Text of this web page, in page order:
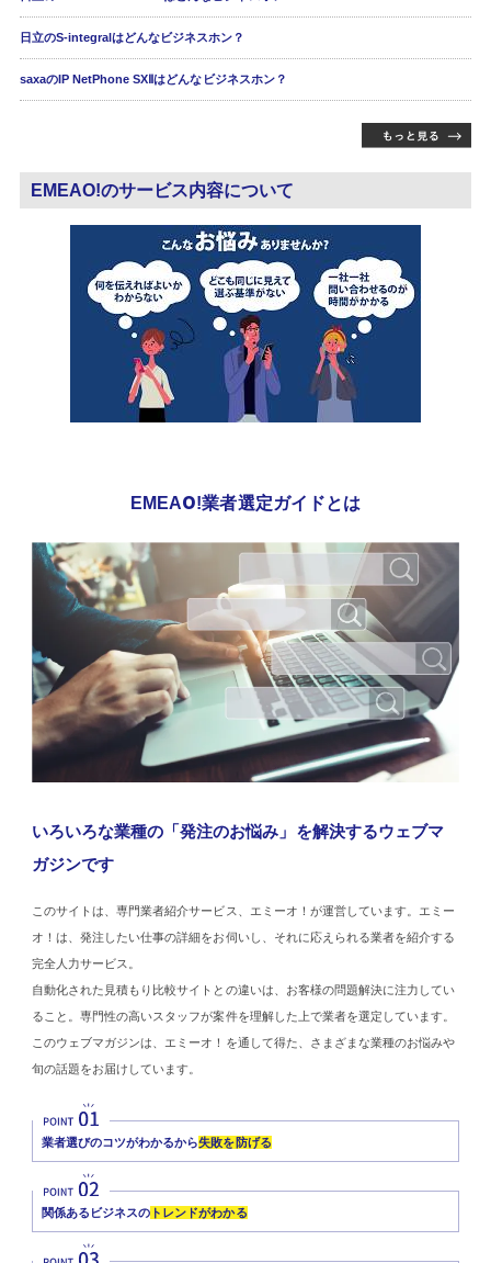
日立のS-integralはどんなビジネスホン？
saxaのIP NetPhone SXⅡはどんなビジネスホン？
EMEAO!のサービス内容について
EMEAO!業者選定ガイドとは
いろいろな業種の「発注のお悩み」を解決するウェブマ
ガジンです
このサイトは、専門業者紹介サービス、エミーオ！が運営しています。エミー
オ！は、発注したい仕事の詳細をお伺いし、それに応えられる業者を紹介する
完全人力サービス。
自動化された見積もり比較サイトとの違いは、お客様の問題解決に注力してい
ること。専門性の高いスタッフが案件を理解した上で業者を選定しています。
このウェブマガジンは、エミーオ！を通して得た、さまざまな業種のお悩みや
旬の話題をお届けしています。
業者選びのコツがわかるから失敗を防げる
関係あるビジネスの トレンドがわかる